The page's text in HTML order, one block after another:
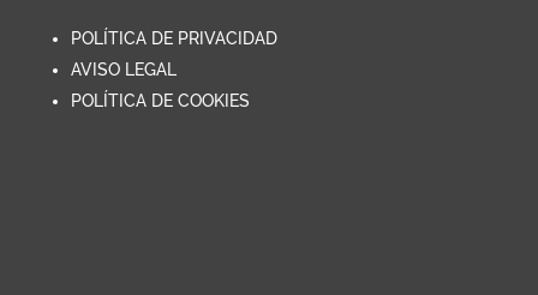
POLÍTICA DE PRIVACIDAD
AVISO LEGAL
POLÍTICA DE COOKIES